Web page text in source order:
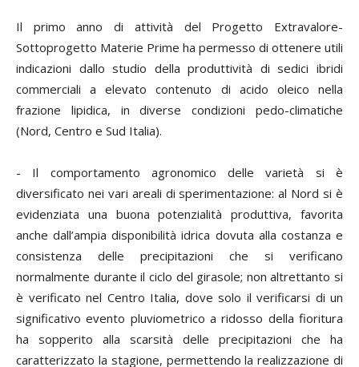
Il primo anno di attività del Progetto Extravalore-
Sottoprogetto Materie Prime ha permesso di ottenere utili
indicazioni dallo studio della produttività di sedici ibridi
commerciali a elevato contenuto di acido oleico nella
frazione lipidica, in diverse condizioni pedo-climatiche
(Nord, Centro e Sud Italia).
- Il comportamento agronomico delle varietà si è
diversificato nei vari areali di sperimentazione: al Nord si è
evidenziata una buona potenzialità produttiva, favorita
anche dall’ampia disponibilità idrica dovuta alla costanza e
consistenza delle precipitazioni che si verificano
normalmente durante il ciclo del girasole; non altrettanto si
è verificato nel Centro Italia, dove solo il verificarsi di un
significativo evento pluviometrico a ridosso della fioritura
ha sopperito alla scarsità delle precipitazioni che ha
caratterizzato la stagione, permettendo la realizzazione di